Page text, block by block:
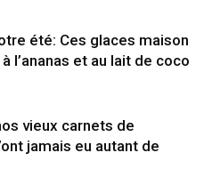
été: Ces glaces maison
l’ananas et au lait de coco
vieux carnets de
jamais eu autant de